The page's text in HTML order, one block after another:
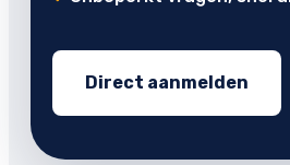
Direct aanmelden